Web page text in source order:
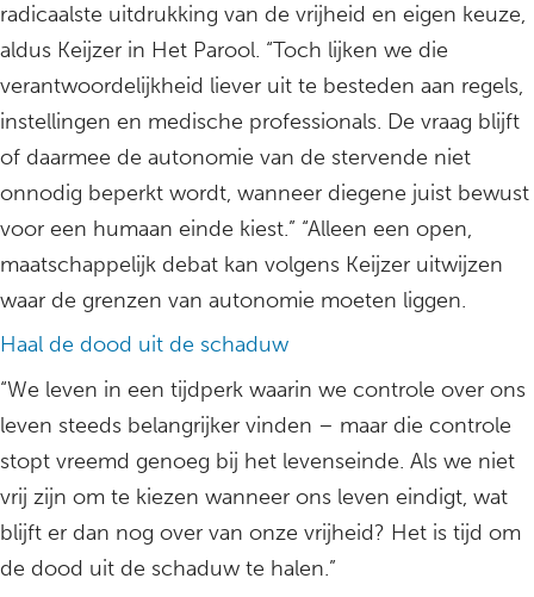
radicaalste uitdrukking van de vrijheid en eigen keuze,
aldus Keijzer in Het Parool. “Toch lijken we die
verantwoordelijkheid liever uit te besteden aan regels,
instellingen en medische professionals. De vraag blijft
of daarmee de autonomie van de stervende niet
onnodig beperkt wordt, wanneer diegene juist bewust
voor een humaan einde kiest.” “Alleen een open,
maatschappelijk debat kan volgens Keijzer uitwijzen
waar de grenzen van autonomie moeten liggen.
Haal de dood uit de schaduw
“We leven in een tijdperk waarin we controle over ons
leven steeds belangrijker vinden – maar die controle
stopt vreemd genoeg bij het levenseinde. Als we niet
vrij zijn om te kiezen wanneer ons leven eindigt, wat
blijft er dan nog over van onze vrijheid? Het is tijd om
de dood uit de schaduw te halen.”